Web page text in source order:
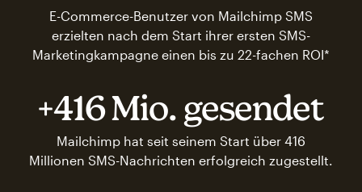
E-Commerce-Benutzer von Mailchimp SMS
erzielten nach dem Start ihrer ersten SMS-
Marketingkampagne einen bis zu 22-fachen ROI*
+416 Mio. gesendet
Mailchimp hat seit seinem Start über 416
Millionen SMS-Nachrichten erfolgreich zugestellt.